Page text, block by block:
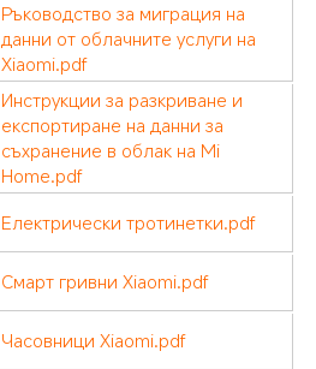
Ръководство за миграция на
данни от облачните услуги на
Xiaomi.pdf
Инструкции за разкриване и
експортиране на данни за
съхранение в облак на Mi
Home.pdf
Електрически тротинетки.pdf
Смарт гривни Xiaomi.pdf
Часовници Xiaomi.pdf